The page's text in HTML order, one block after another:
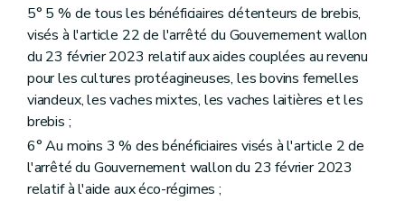
5° 5 % de tous les bénéficiaires détenteurs de brebis,
visés à l'article 22 de l'arrêté du Gouvernement wallon
du 23 février 2023 relatif aux aides couplées au revenu
pour les cultures protéagineuses, les bovins femelles
viandeux, les vaches mixtes, les vaches laitières et les
brebis ;
6° Au moins 3 % des bénéficiaires visés à l'article 2 de
l'arrêté du Gouvernement wallon du 23 février 2023
relatif à l'aide aux éco-régimes ;